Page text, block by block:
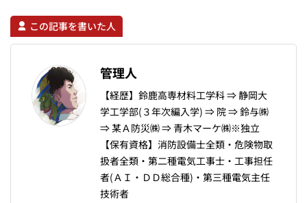
この記事を書いた人
管理人
【経歴】鈴鹿高専材料工学科 ⇒ 静岡大
学工学部(３年次編入学) ⇒ 院 ⇒ 鈴与㈱
⇒ 某Ａ防災㈱ ⇒ 青木マーケ㈱※独立
【保有資格】消防設備士全類・危険物取
扱者全類・第二種電気工事士・工事担任
者(ＡＩ・ＤＤ総合種)・第三種電気主任
技術者